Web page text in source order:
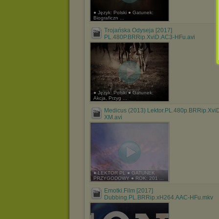
● Język: Polski ● Gatunek:
Biograficzn ...
Trojańska Odyseja [2017]
PL.480P.BRRip.XviD.AC3-HFu.avi
● Język: Polski ● Gatunek:
Akcja, Przyg ...
Medicus (2013)
XM.avi
● LEKTOR PL ● GATUNEK
PRZYGODOWY ● ROK: 201 ...
Emotki.Film [2017]
Dubbing.PL.BRRip.xH264.AAC-HFu.mkv